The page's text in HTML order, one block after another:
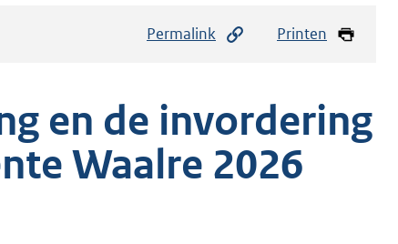
Permalink Printen
en de invordering
Waalre 2026